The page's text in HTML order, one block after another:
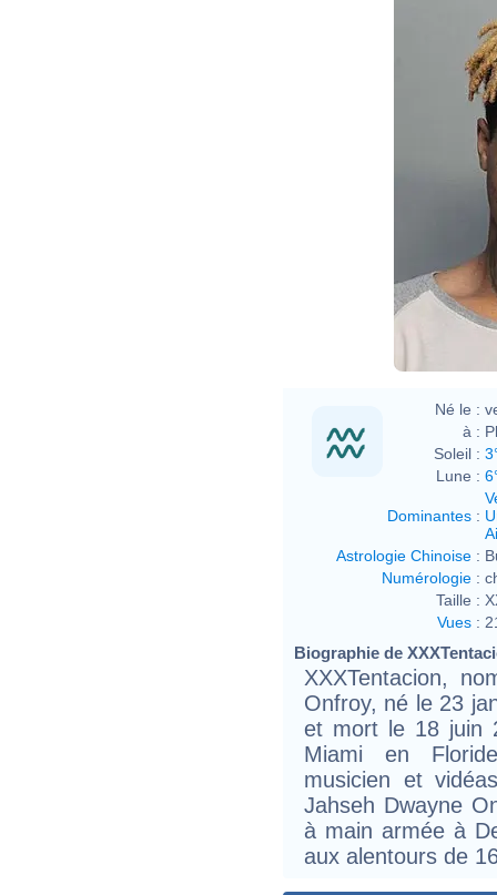
Né le :
à :
Soleil :
Lune :
Dominantes :
Astrologie Chinoise :
Numérologie :
Taille :
Vues :
Biographie de
XXXTentacion,
Onfroy, né le 23
et mort le 18 juin
Miami en
musicien et
Jahseh Dwayne
à main armée à
aux alentours de